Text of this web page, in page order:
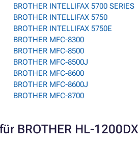
BROTHER INTELLIFAX 5700 SERIES
BROTHER INTELLIFAX 5750
BROTHER INTELLIFAX 5750E
BROTHER MFC-8300
BROTHER MFC-8500
BROTHER MFC-8500J
BROTHER MFC-8600
BROTHER MFC-8600J
BROTHER MFC-8700
BROTHER HL-1200DX